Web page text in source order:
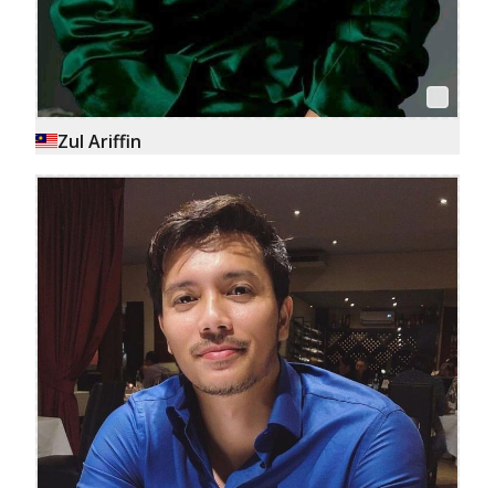
Zul Ariffin